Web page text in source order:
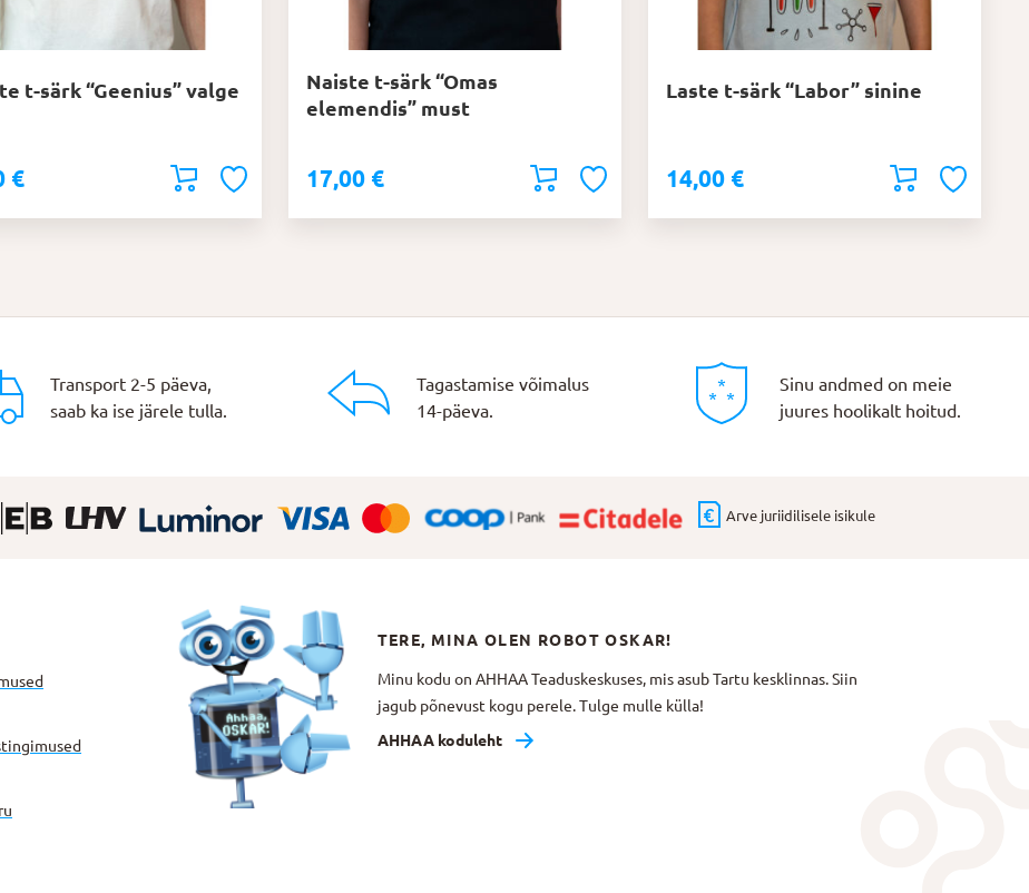
t-särk “Geenius” valge
€
Naiste t-särk “Omas
elemendis” must
17,00 €
Laste t-särk “Labor” sinine
14,00 €
Transport 2-5 päeva,
saab ka ise järele tulla.
Tagastamise võimalus
14-päeva.
Sinu andmed on meie
juures hoolikalt hoitud.
Arve juriidilisele isikule
TERE, MINA OLEN ROBOT OSKAR!
Minu kodu on AHHAA Teaduskeskuses, mis asub Tartu kesklinnas. Siin
jagub põnevust kogu perele. Tulge mulle külla!
AHHAA koduleht